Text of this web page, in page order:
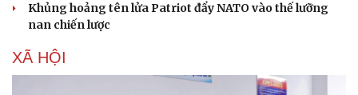
Khủng hoảng tên lửa Patriot đẩy NATO vào thế lưỡng
nan chiến lược
XÃ HỘI